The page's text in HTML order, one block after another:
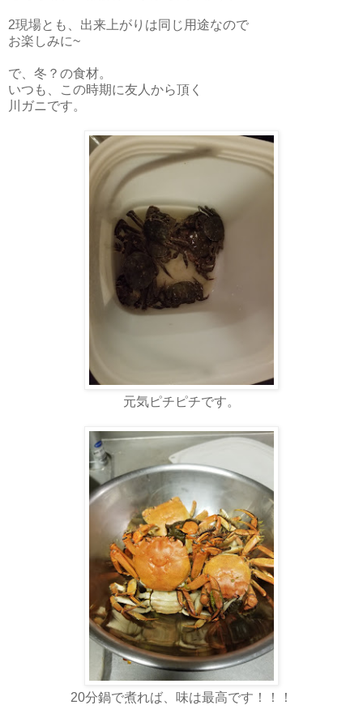
2現場とも、出来上がりは同じ用途なので
お楽しみに~
で、冬？の食材。
いつも、この時期に友人から頂く
川ガニです。
元気ピチピチです。
20分鍋で煮れば、味は最高です！！！